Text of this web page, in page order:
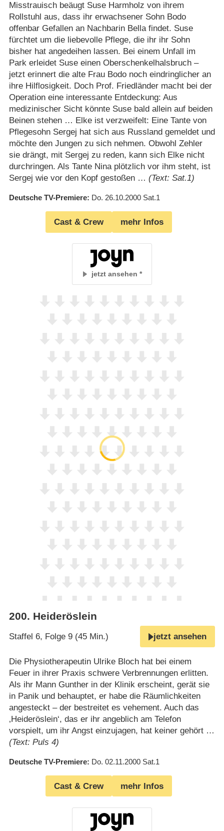
Misstrauisch beäugt Suse Harmholz von ihrem
Rollstuhl aus, dass ihr erwachsener Sohn Bodo
offenbar Gefallen an Nachbarin Bella findet. Suse
fürchtet um die liebevolle Pflege, die ihr ihr Sohn
bisher hat angedeihen lassen. Bei einem Unfall im
Park erleidet Suse einen Oberschenkelhalsbruch –
jetzt erinnert die alte Frau Bodo noch eindringlicher an
ihre Hilflosigkeit. Doch Prof. Friedländer macht bei der
Operation eine interessante Entdeckung: Aus
medizinischer Sicht könnte Suse bald allein auf beiden
Beinen stehen … Elke ist verzweifelt: Eine Tante von
Pflegesohn Sergej hat sich aus Russland gemeldet und
möchte den Jungen zu sich nehmen. Obwohl Zehler
sie drängt, mit Sergej zu reden, kann sich Elke nicht
durchringen. Als Tante Nina plötzlich vor ihm steht, ist
Sergej wie vor den Kopf gestoßen … (Text: Sat.1)
Deutsche TV-Premiere Do. 26.10.2000 Sat.1
Cast & Crew mehr Infos
jetzt ansehen
200. Heideröslein
Staffel 6, Folge 9 (45 Min.) jetzt ansehen
Die Physiotherapeutin Ulrike Bloch hat bei einem
Feuer in ihrer Praxis schwere Verbrennungen erlitten.
Als ihr Mann Gunther in der Klinik erscheint, gerät sie
in Panik und behauptet, er habe die Räumlichkeiten
angesteckt – der bestreitet es vehement. Auch das
‚Heideröslein‘, das er ihr angeblich am Telefon
vorspielt, um ihr Angst einzujagen, hat keiner gehört …
(Text: Puls 4)
Deutsche TV-Premiere Do. 02.11.2000 Sat.1
Cast & Crew mehr Infos